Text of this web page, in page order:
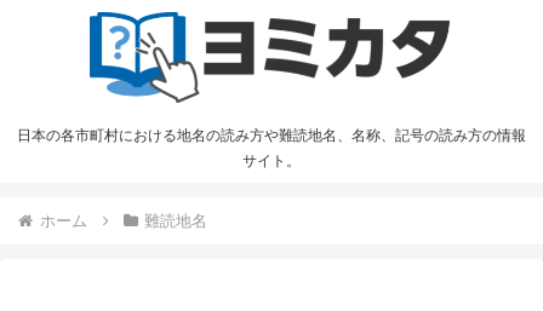
日本の各市町村における地名の読み方や難読地名、名称、記号の読み方の情報
サイト。
ホーム 難読地名